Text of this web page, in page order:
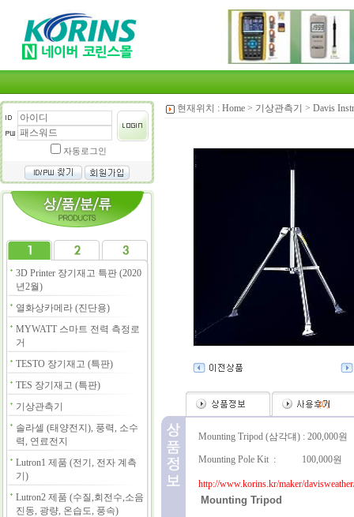
자동로그인
3D Printer 장기재고 특판 (2020
년2월)
열화상카메라 (진단용)
MYWATT 스마트 전력 측정로
거
TESTO 장기재고 (특판)
TES 장기재고 (특판)
기상관측기
솔라셀 (태양전지), 풍력, 소수
력, 연료전지
Lutron1 제품 (전기, 전자 계측
기)
Lutron2 제품 (수질,회전수,소음
진동, 광량, 온습도, 풍속)
현재위치 : Home > 기상관측기 > Davis
(0)
Mounting Tripod (삼각댸) : 200,000원
Mounting Pole Kit : 100,000원
http://www.korins.kr/maker/
Mounting Tripod